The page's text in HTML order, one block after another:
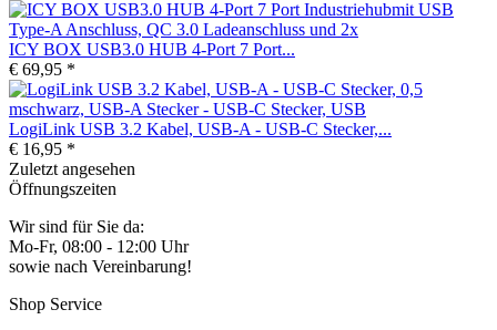
ICY BOX USB3.0 HUB 4-Port 7 Port...
€ 69,95 *
LogiLink USB 3.2 Kabel, USB-A - USB-C Stecker,...
€ 16,95 *
Zuletzt angesehen
Öffnungszeiten
Wir sind für Sie da:
Mo-Fr, 08:00 - 12:00 Uhr
sowie nach Vereinbarung!
Shop Service